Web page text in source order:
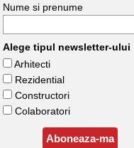
Nume si prenume
Alege tipul newsletter-ului
Arhitecti
Rezidential
Constructori
Colaboratori